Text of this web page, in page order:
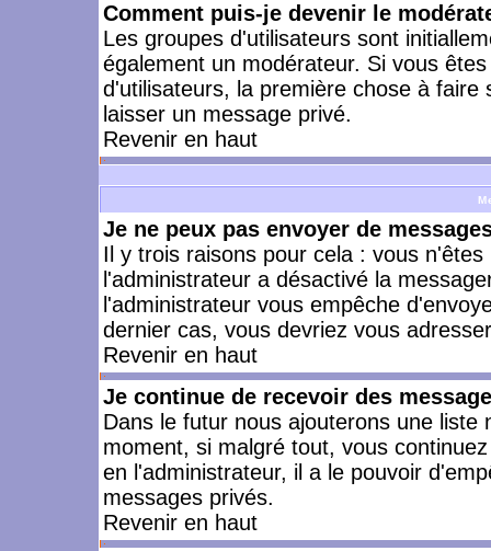
Comment puis-je devenir le
Les groupes d'utilisateurs sont
également un modérateur. Si vous
d'utilisateurs, la première chose à
laisser un message privé.
Revenir en haut
Je ne peux pas envoyer de
Il y trois raisons pour cela : vous
l'administrateur a désactivé la
l'administrateur vous empêche
dernier cas, vous devriez vous
Revenir en haut
Je continue de recevoir des
Dans le futur nous ajouterons une
moment, si malgré tout, vous
en l'administrateur, il a le pouvoir
messages privés.
Revenir en haut